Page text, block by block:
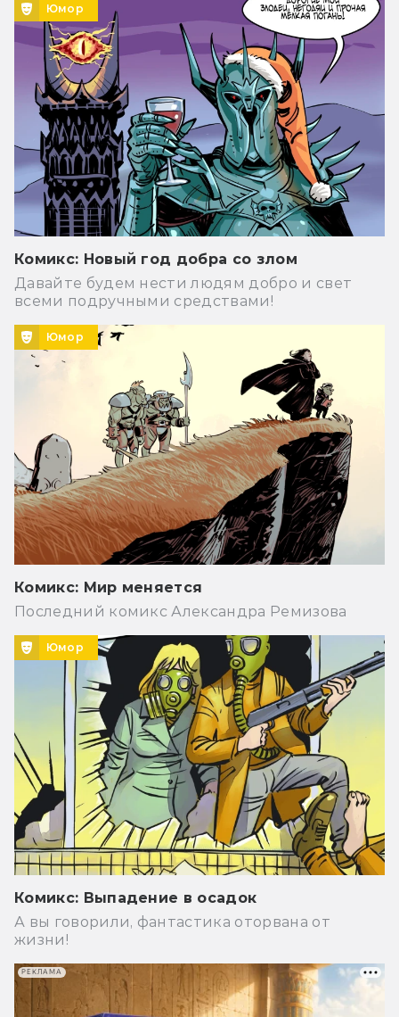
Юмор
Комикс: Новый год добра со злом
Давайте будем нести людям добро и свет
всеми подручными средствами!
Юмор
Комикс: Мир меняется
Последний комикс Александра Ремизова
Юмор
Комикс: Выпадение в осадок
А вы говорили, фантастика оторвана от
жизни!
РЕКЛАМА